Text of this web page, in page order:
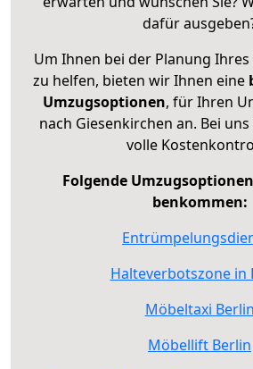
dafür
Um Ihnen bei der Planung
zu helfen, bieten wir Ihnen eine
Umzugsoptionen, für Ihren
nach Giesenkirchen an. Bei
volle
Folgende
benkommen:
Halteverbotszone in
Möbeltaxi Berlin
Möbellift Berlin